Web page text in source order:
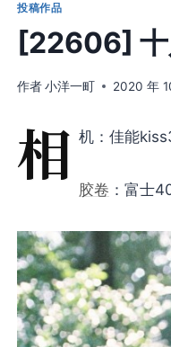
投稿作品
[22606]
作者小洋一町 2020 年
相 机：佳能
胶卷 ：富士